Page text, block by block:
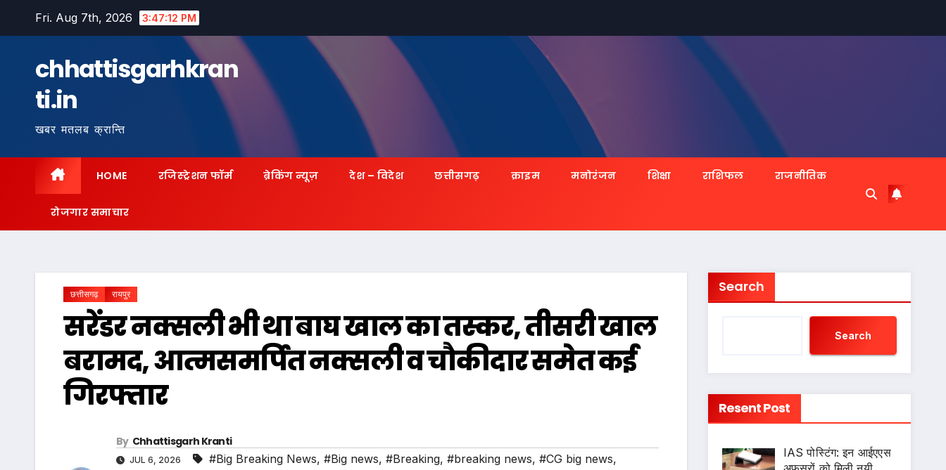
Fri. Aug 7th, 2026 3:47:13 PM
chhattisgarhkran
ti.in
खबर मतलब क्रान्ति
HOME रजिस्ट्रेशन फॉर्म ब्रेकिंग न्यूज़ देश – विदेश छत्तीसगढ़ क्राइम मनोरंजन शिक्षा राशिफल राजनीतिक
रोजगार समाचार
छत्तीसगढ़ रायपुर
सरेंडर नक्सली भी था बाघ खाल का तस्कर, तीसरी खाल
बरामद, आत्मसमर्पित नक्सली व चौकीदार समेत कई
गिरफ्तार
By Chhattisgarh Kranti
JUL 6, 2026 #Big Breaking News, #Big news, #Breaking, #breaking news, #CG big news,
Search
Search
Resent Post
IAS पोस्टिंग: इन आईएएस